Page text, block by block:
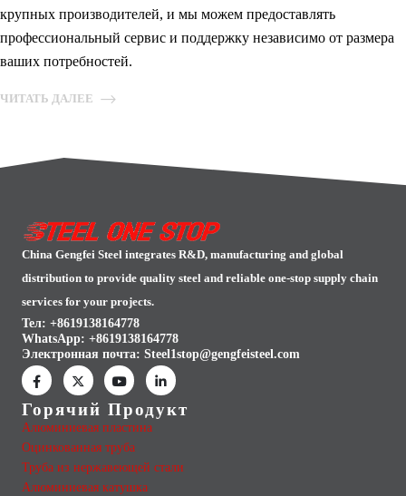
крупных производителей, и мы можем предоставлять
профессиональный сервис и поддержку независимо от размера
ваших потребностей.
ЧИТАТЬ ДАЛЕЕ
China Gengfei Steel integrates R&D, manufacturing and global
distribution to provide quality steel and reliable one-stop supply chain
services for your projects.
Тел: +8619138164778
WhatsApp: +8619138164778
Электронная почта: Steel1stop@gengfeisteel.com
Горячий Продукт
Алюминиевая пластина
Оцинкованная труба
Труба из нержавеющей стали
Алюминиевая катушка